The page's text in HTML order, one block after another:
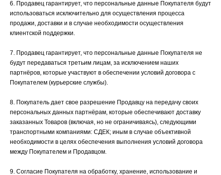
6. Продавец гарантирует, что персональные данные Покупателя будут
использоваться исключительно для осуществления процесса
продажи, доставки и в случае необходимости осуществления
клиентской поддержки.
7. Продавец гарантирует, что персональные данные Покупателя не
будут передаваться третьим лицам, за исключением наших
партнёров, которые участвуют в обеспечении условий договора с
Покупателем (курьерские службы).
8. Покупатель дает свое разрешение Продавцу на передачу своих
персональных данных партнёрам, которые обеспечивают доставку
заказанных Товаров (включая, но не ограничиваясь), следующими
транспортными компаниями: СДЕК; иным в случае объективной
необходимости в целях обеспечения выполнения условий договора
между Покупателем и Продавцом.
9. Согласие Покупателя на обработку, хранение, использование и